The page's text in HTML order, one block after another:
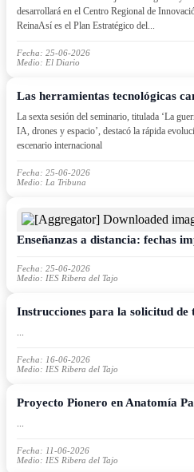
desarrollará en el Centro Regional de
ReinaAsí es el Plan Estratégico del...
Fecha: 25-06-2026
Medio: El Diario
Las herramientas tecnológicas
La sexta sesión del seminario, titulada ‘La
IA, drones y espacio’, destacó la rápida
escenario internacional
Fecha: 25-06-2026
Medio: La Tribuna
Enseñanzas a distancia: fechas
Fecha: 25-06-2026
Medio: IES Ribera del Tajo
Instrucciones para la solicitud de
...
Fecha: 16-06-2026
Medio: IES Ribera del Tajo
Proyecto Pionero en Anatomía
...
Fecha: 11-06-2026
Medio: IES Ribera del Tajo